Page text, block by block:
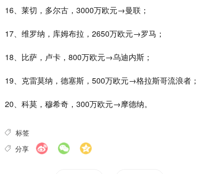
16、莱切，多尔古，3000万欧元→曼联；
17、维罗纳，库姆布拉，2650万欧元→罗马；
18、比萨，卢卡，800万欧元→乌迪内斯；
19、克雷莫纳，德塞斯，500万欧元→格拉斯哥流浪者；
20、科莫，穆希奇，300万欧元→摩德纳。
标签
分享